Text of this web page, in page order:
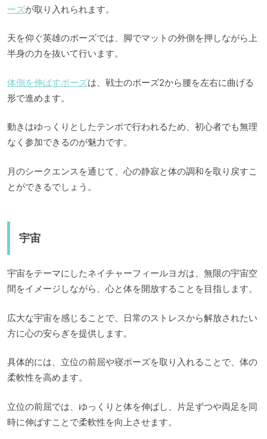
ーズが取り入れられます。
天を仰ぐ英雄のポーズでは、脚でマットの外側を押しながら上
半身の力を抜いて行います。
体側を伸ばすポーズは、戦士のポーズ2から腰を左右に曲げる
形で進めます。
動きはゆっくりとしたテンポで行われるため、初心者でも無理
なく参加できるのが魅力です。
月のシークエンスを通じて、心の静寂と体の調和を取り戻すこ
とができるでしょう。
宇宙
宇宙をテーマにしたネイチャーフィールヨガは、無限の宇宙空
間をイメージしながら、心と体を開放することを目指します。
広大な宇宙を感じることで、日常のストレスから解放されたい
方に心の安らぎを提供します。
具体的には、立位の前屈や寝ポーズを取り入れることで、体の
柔軟性を高めます。
立位の前屈では、ゆっくりと体を伸ばし、片足ずつや両足を同
時に伸ばすことで柔軟性を向上させます。